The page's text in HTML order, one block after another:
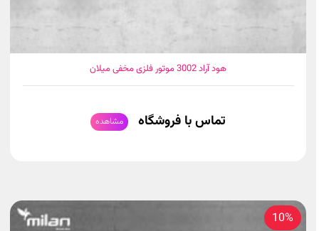
هود آراد 3002 موتور فلزی مخفی میلان
تماس با فروشگاه مشاهده
10%